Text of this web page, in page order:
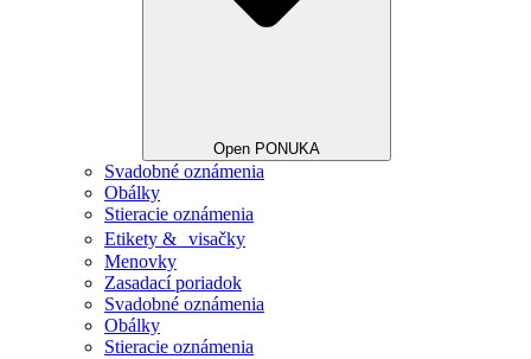
Open PONUKA
Svadobné oznámenia
Obálky
Stieracie oznámenia
Etikety & visačky
Menovky
Zasadací poriadok
Svadobné oznámenia
Obálky
Stieracie oznámenia